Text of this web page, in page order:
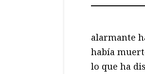
alarmante
había
lo que ha